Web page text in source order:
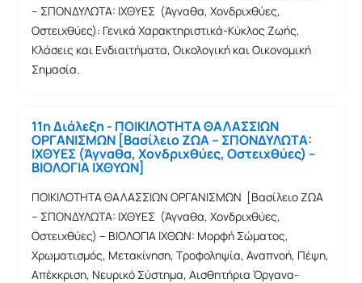
– ΣΠΟΝΔΥΛΩΤΑ: ΙΧΘΥΕΣ (Άγναθα, Χονδριχθύες,
Οστειχθύες): Γενικά Χαρακτηριστικά-Κύκλος Ζωής,
Κλάσεις και Ενδιαιτήματα, Οικολογική και Οικονομική
Σημασία.
11η Διάλεξη - ΠΟΙΚΙΛΟΤΗΤΑ ΘΑΛΑΣΣΙΩΝ
ΟΡΓΑΝΙΣΜΩΝ [Βασίλειο ΖΩΑ – ΣΠΟΝΔΥΛΩΤΑ:
ΙΧΘΥΕΣ (Άγναθα, Χονδριχθύες, Οστειχθύες) –
ΒΙΟΛΟΓΙΑ ΙΧΘΥΩΝ]
ΠΟΙΚΙΛΟΤΗΤΑ ΘΑΛΑΣΣΙΩΝ ΟΡΓΑΝΙΣΜΩΝ [Βασίλειο ΖΩΑ
– ΣΠΟΝΔΥΛΩΤΑ: ΙΧΘΥΕΣ (Άγναθα, Χονδριχθύες,
Οστειχθύες) – ΒΙΟΛΟΓΙΑ ΙΧΘΩΝ: Μορφή Σώματος,
Χρωματισμός, Μετακίνηση, Τροφοληψία, Αναπνοή, Πέψη,
Απέκκριση, Νευρικό Σύστημα, Αισθητήρια Όργανα-